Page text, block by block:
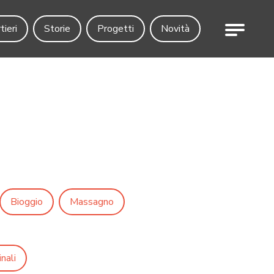
Storie Progetti Novità Menu
Bioggio Massagno